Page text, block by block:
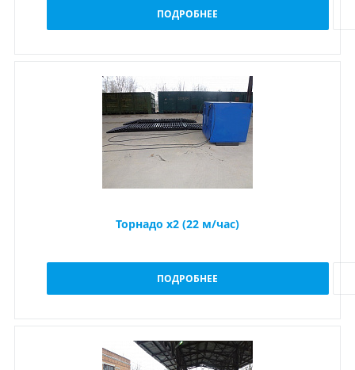
ПОДРОБНЕЕ
Торнадо x2 (22 м/час)
ПОДРОБНЕЕ